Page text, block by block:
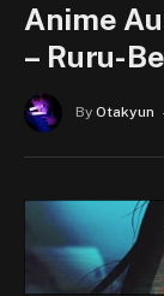
Anime
– Ruru-
By Otakyun